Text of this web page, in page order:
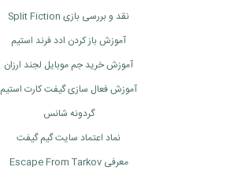
نقد و بررسی بازی Split Fiction
آموزش باز کردن ادد فرند استیم
آموزش خرید جم موبایل لجند ارزان
آموزش فعال سازی گیفت کارت استیم
گردونه شانس
نماد اعتماد سایت گیم گیفت
معرفی Escape From Tarkov